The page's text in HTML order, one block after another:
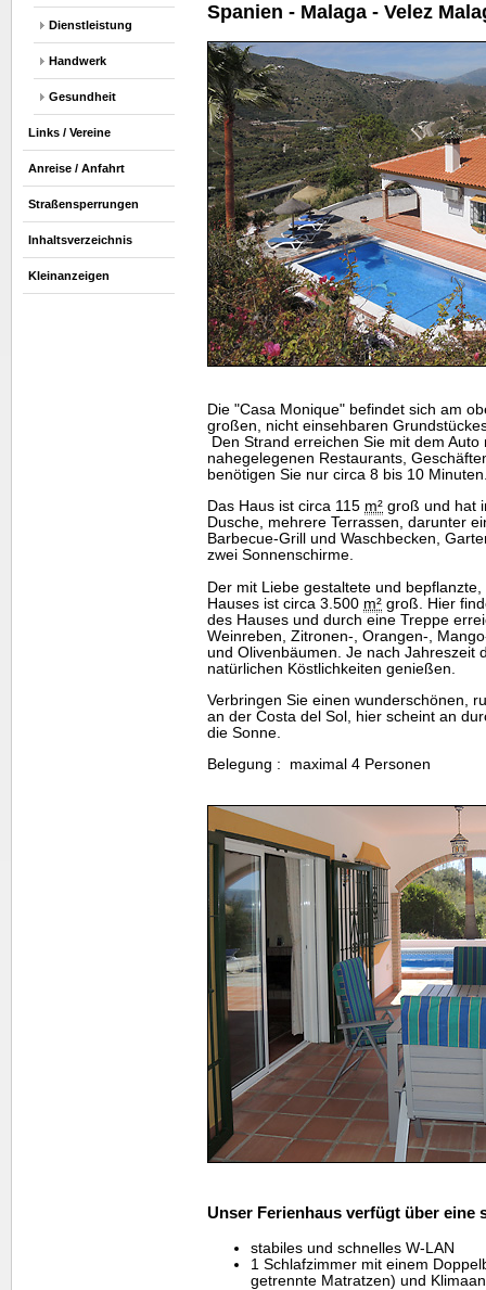
Dienstleistung
Handwerk
Gesundheit
Links / Vereine
Anreise / Anfahrt
Straßensperrungen
Inhaltsverzeichnis
Kleinanzeigen
Spanien - Malaga - Velez
Die "Casa Monique" befindet sich am
großen, nicht einsehbaren
Den Strand erreichen Sie mit dem
nahegelegenen Restaurants,
benötigen Sie nur circa 8 bis 10
Das Haus ist circa 115 m² groß und hat
Dusche, mehrere Terrassen, darunter
Barbecue-Grill und Waschbecken,
zwei Sonnenschirme.
Der mit Liebe gestaltete und
Hauses ist circa 3.500 m² groß. Hier
des Hauses und durch eine Treppe
Weinreben, Zitronen-, Orangen-,
und Olivenbäumen. Je nach Jahreszeit
natürlichen Köstlichkeiten genießen.
Verbringen Sie einen wunderschönen,
an der Costa del Sol, hier scheint an
die Sonne.
Belegung : maximal 4 Personen
Unser Ferienhaus verfügt über eine
stabiles und schnelles W-LAN
1 Schlafzimmer mit einem
getrennte Matratzen) und